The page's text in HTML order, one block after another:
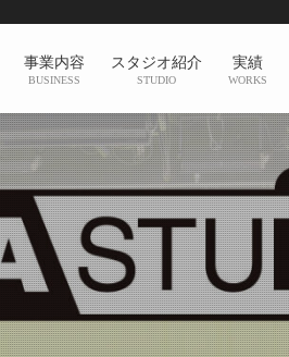
事業内容
BUSINESS
スタジオ紹介
STUDIO
実績
WORKS